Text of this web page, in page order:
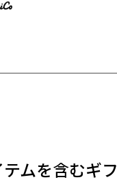
テムを含むギ